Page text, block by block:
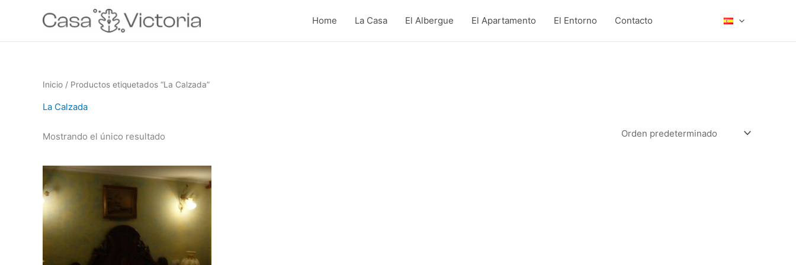
Home La Casa El Albergue El Apartamento El Entorno Contacto
Inicio / Productos etiquetados “La Calzada”
La Calzada
Mostrando el único resultado